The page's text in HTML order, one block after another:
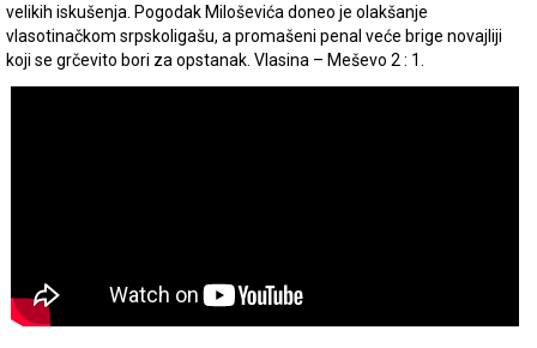
velikih iskušenja. Pogodak Miloševića doneo je olakšanje
vlasotinačkom srpskoligašu, a promašeni penal veće brige novajliji
koji se grčevito bori za opstanak. Vlasina – Meševo 2 : 1.